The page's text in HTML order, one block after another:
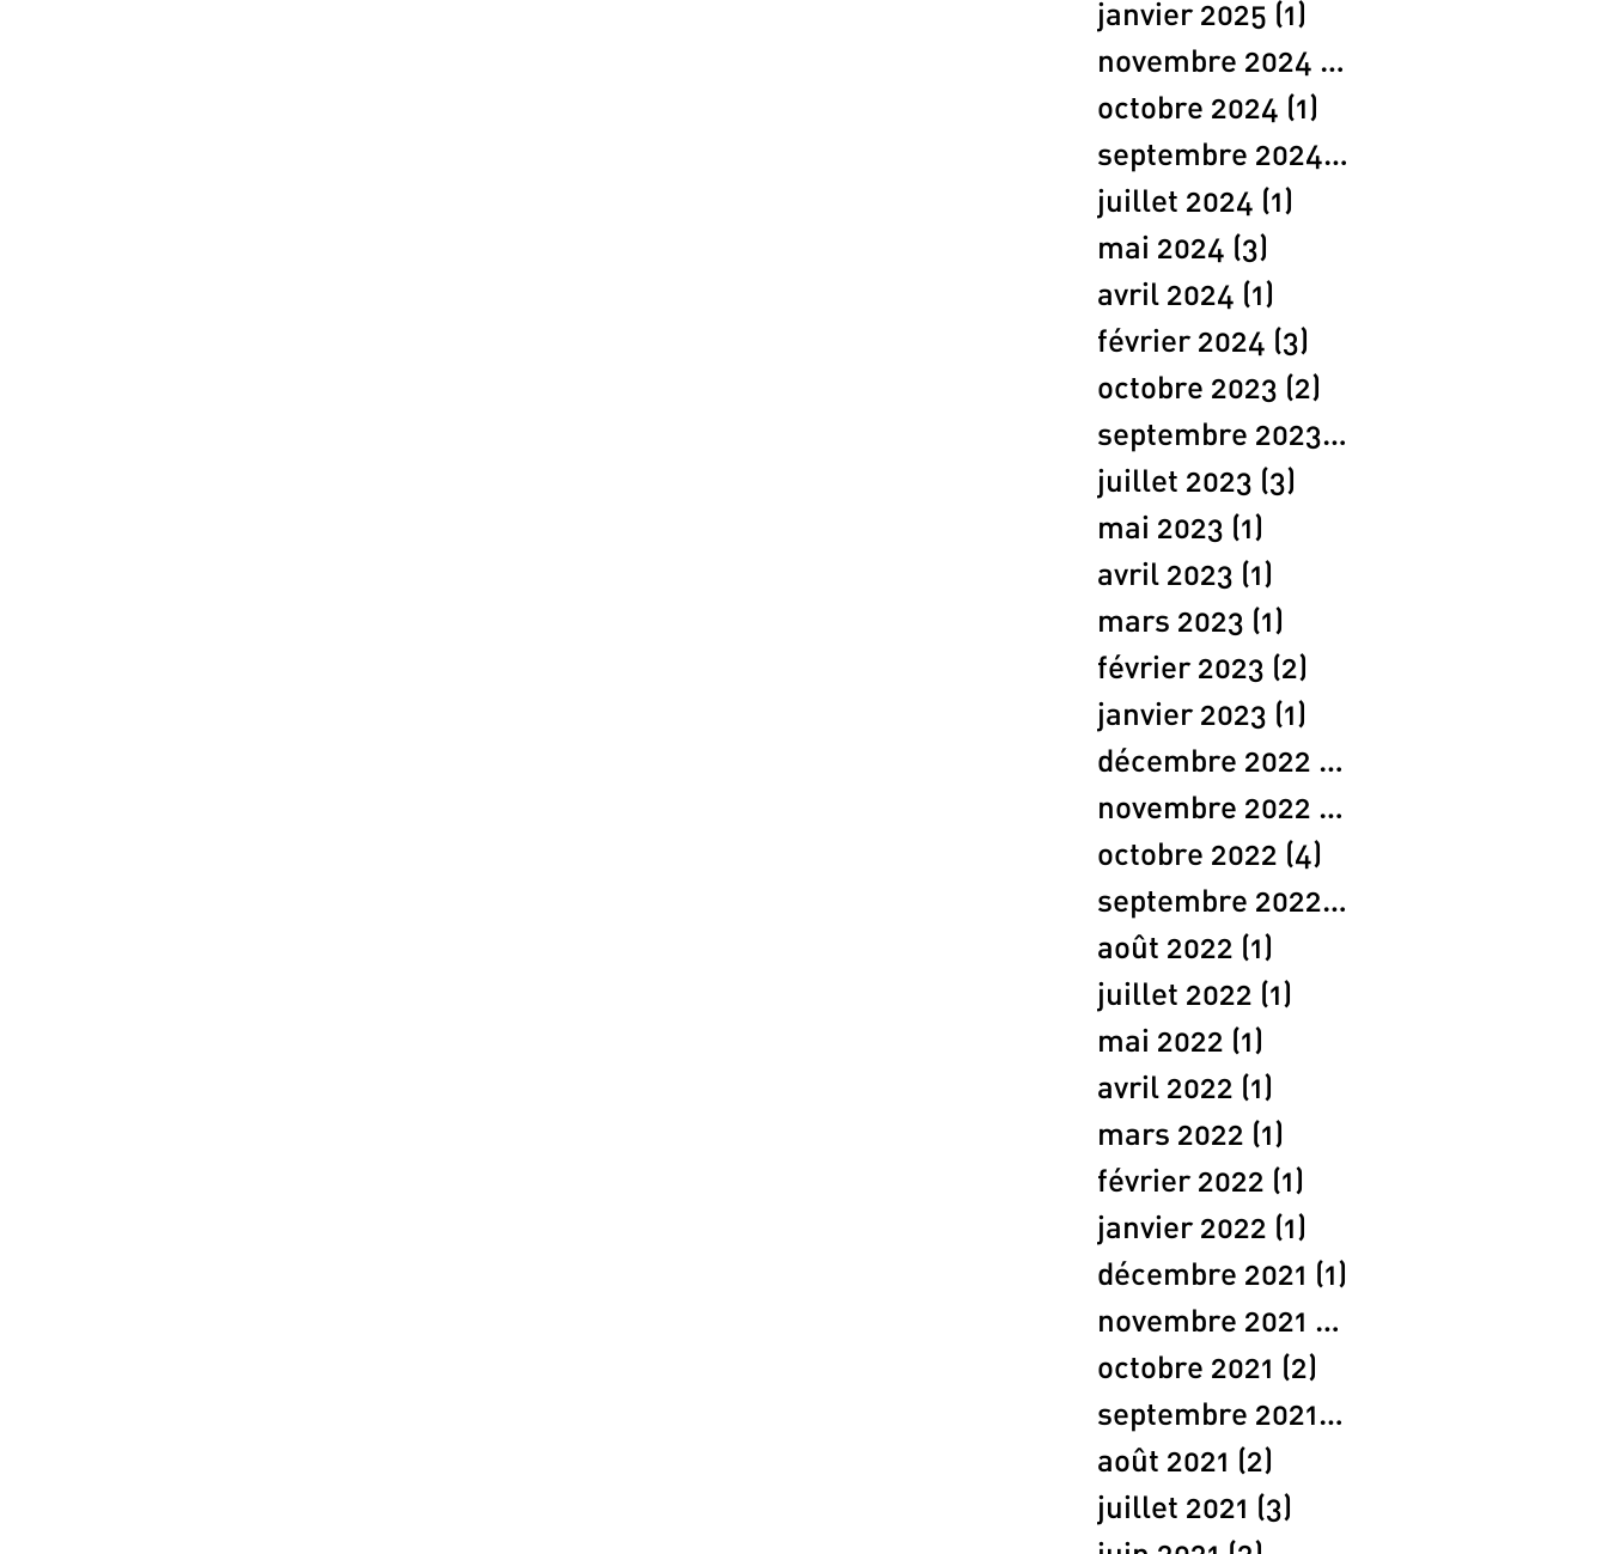
janvier 2025 (1)
novembre 2024 (1)
octobre 2024 (1)
septembre 2024
(3)
juillet 2024 (1)
mai 2024 (3)
avril 2024 (1)
février 2024 (3)
octobre 2023 (2)
septembre 2023
(1)
juillet 2023 (3)
mai 2023 (1)
avril 2023 (1)
mars 2023 (1)
février 2023 (2)
janvier 2023 (1)
décembre 2022 (2)
novembre 2022 (1)
octobre 2022 (4)
septembre 2022
(1)
août 2022 (1)
juillet 2022 (1)
mai 2022 (1)
avril 2022 (1)
mars 2022 (1)
février 2022 (1)
janvier 2022 (1)
décembre 2021 (1)
novembre 2021 (3)
octobre 2021 (2)
septembre 2021
(1)
août 2021 (2)
juillet 2021 (3)